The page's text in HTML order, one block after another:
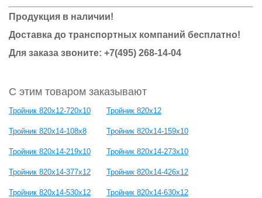
Продукция в наличии!
Доставка до транспортных компаний бесплатно!
Для заказа звоните: +7(495) 268-14-04
С этим товаром заказывают
Тройник 820x12-720x10 Тройник 820x12
Тройник 820x14-108x8 Тройник 820x14-159x10
Тройник 820x14-219x10 Тройник 820x14-273x10
Тройник 820x14-377x12 Тройник 820x14-426x12
Тройник 820x14-530x12 Тройник 820x14-630x12